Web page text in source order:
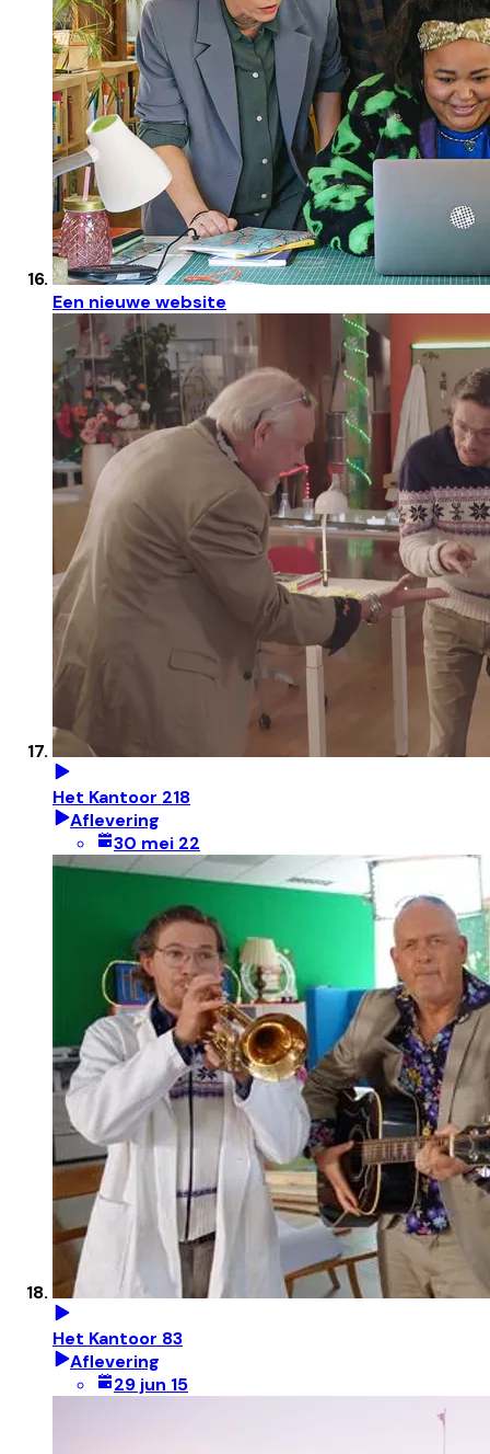
Een nieuwe website
Het Kantoor 218
Aflevering
30 mei 22
Het Kantoor 83
Aflevering
29 jun 15